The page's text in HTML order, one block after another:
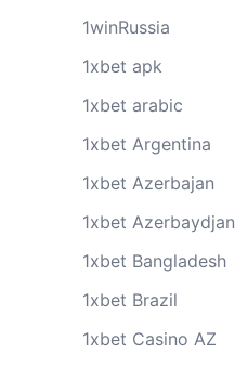
1winRussia
1xbet apk
1xbet arabic
1xbet Argentina
1xbet Azerbajan
1xbet Azerbaydjan
1xbet Bangladesh
1xbet Brazil
1xbet Casino AZ